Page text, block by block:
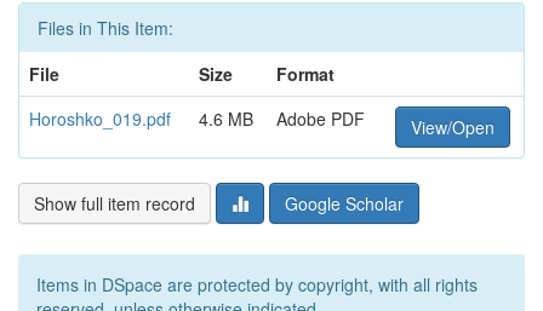
Files in This Item:
File
Size
Format
Horoshko_019.pdf
4.6 MB Adobe PDF View/Open
Show full item record Google Scholar
Items in DSpace are protected by copyright, with all rights